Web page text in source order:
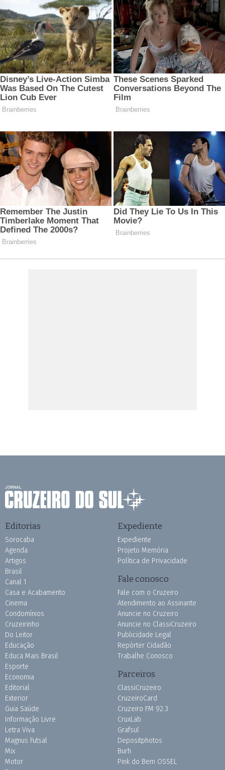
Editorias
Sorocaba
Agenda
Artigos
Brasil
Canal 1
Casa e Acabamento
Cinema
Condomínios
Cruzeirinho
Do Leitor
Educação
Educa Mais Brasil
Esporte
Economia
Editorial
Exterior
Guia Saúde
Informação Livre
Letra Viva
Magnus Futsal
Mix
Motor
Expediente
Expediente
Projeto Memória
Política de Privacidade
Fale conosco
Fale com o Cruzeiro
Atendimento ao Assinante
Anuncie no Cruzeiro
Anuncie no ClassiCruzeiro
Publicidade Legal
Repórter Cidadão
Trabalhe Conosco
Parceiros
ClassiCruzeiro
CruzeiroCard
Cruzeiro FM 92.3
CruxLab
Grafsul
Depositphotos
Burh
Pink do Bem OSSEL